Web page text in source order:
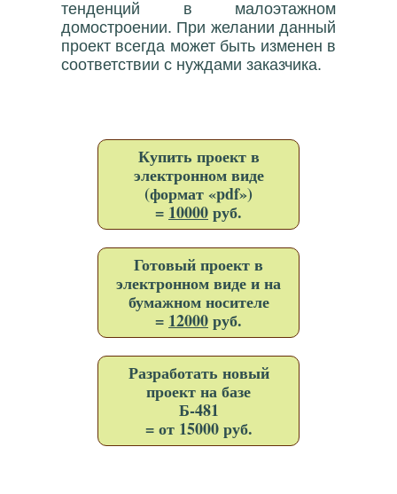
тенденций в малоэтажном
домостроении. При желании данный
проект всегда может быть изменен в
соответствии с нуждами заказчика.
Купить проект в
электронном виде
(формат «pdf»)
= 10000руб.
Готовый проект в
электронном виде и на
бумажном носителе
= 12000руб.
Разработать новый
проект на базе
Б-481
= от 15000 руб.